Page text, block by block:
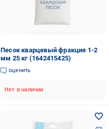
Песок кварцевый фракция 1-2
мм 25 кг (1642415425)
оценить
Нет в наличии